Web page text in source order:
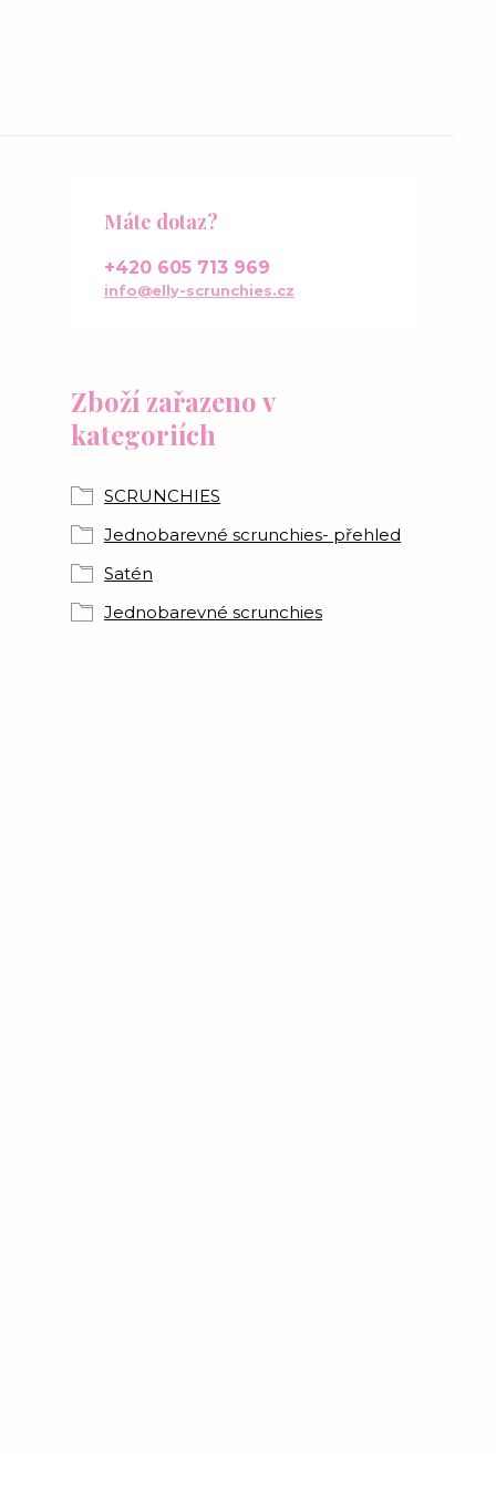
Zboží zařazeno v
kategoriích
SCRUNCHIES
Jednobarevné scrunchies- přehled
Satén
Jednobarevné scrunchies
Máte dotaz?
+420 605 713 969
info@elly-scrunchies.cz